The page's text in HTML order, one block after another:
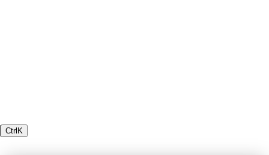
Ctrl K